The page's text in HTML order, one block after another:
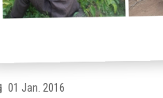
01 Jan. 2016